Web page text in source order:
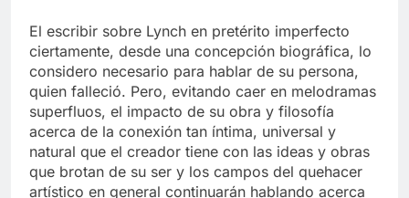
El escribir sobre Lynch en pretérito imperfecto
ciertamente, desde una concepción biográfica, lo
considero necesario para hablar de su persona,
quien falleció. Pero, evitando caer en melodramas
superfluos, el impacto de su obra y filosofía
acerca de la conexión tan íntima, universal y
natural que el creador tiene con las ideas y obras
que brotan de su ser y los campos del quehacer
artístico en general continuarán hablando acerca